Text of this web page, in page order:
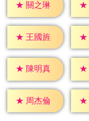
★ 關之琳 ★
★ 王國旌 ★
★ 陳明真 ★
★ 周杰倫 ★